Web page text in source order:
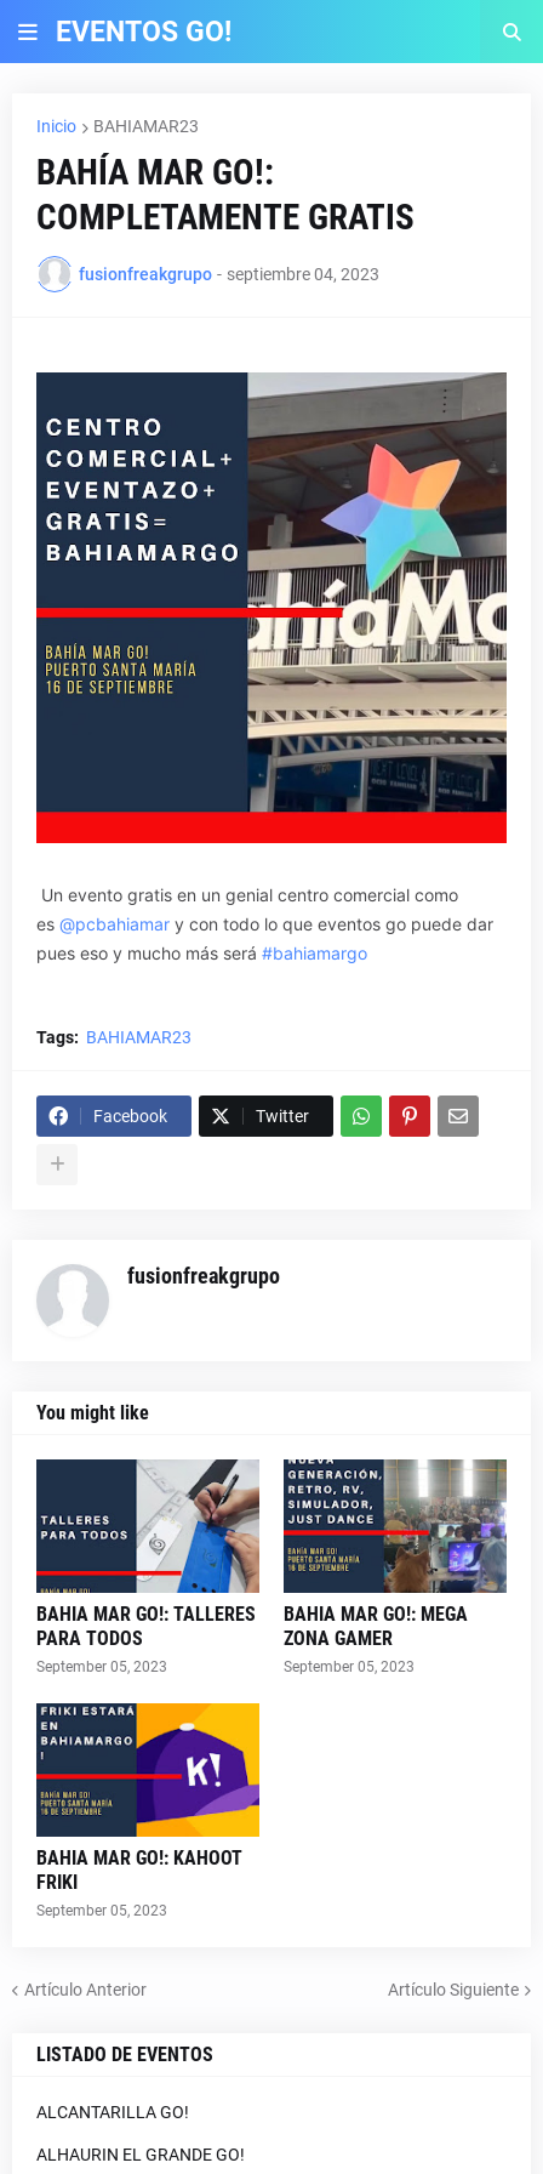
EVENTOS GO!
Inicio BAHIAMAR23
BAHÍA MAR GO!:
COMPLETAMENTE GRATIS
fusionfreakgrupo - septiembre 04, 2023
Un evento gratis en un genial centro comercial como
es @pcbahiamar y con todo lo que eventos go puede dar
pues eso y mucho más será #bahiamargo
Tags: BAHIAMAR23
Facebook Twitter
fusionfreakgrupo
You might like
BAHIA MAR GO!: TALLERES
PARA TODOS
September 05, 2023
BAHIA MAR GO!: MEGA
ZONA GAMER
September 05, 2023
BAHIA MAR GO!: KAHOOT
FRIKI
September 05, 2023
Artículo Anterior Artículo Siguiente
LISTADO DE EVENTOS
ALCANTARILLA GO!
ALHAURIN EL GRANDE GO!